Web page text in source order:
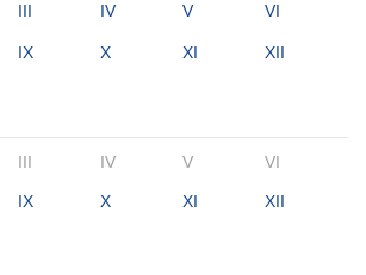
III IV V VI
IX X XI XII
III IV V VI
IX X XI XII